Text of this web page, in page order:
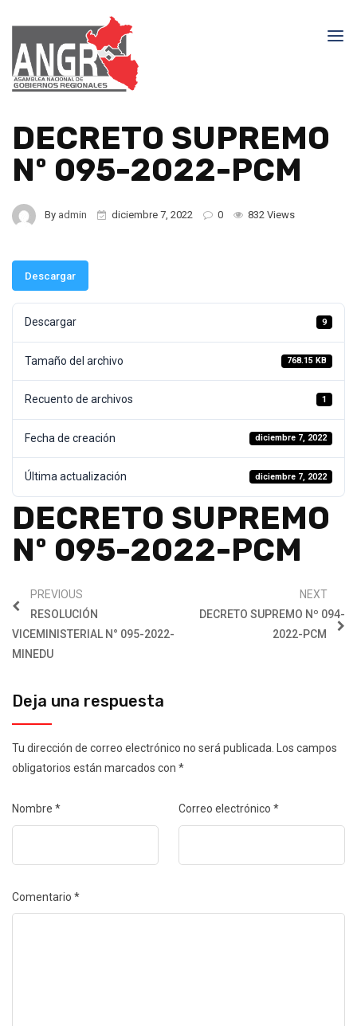
DECRETO SUPREMO
Nº 095-2022-PCM
By admin diciembre 7, 2022 0 832 Views
Descargar
Descargar 9
Tamaño del archivo 768.15 KB
Recuento de archivos 1
Fecha de creación diciembre 7, 2022
Última actualización diciembre 7, 2022
DECRETO SUPREMO
Nº 095-2022-PCM
PREVIOUS
RESOLUCIÓN
VICEMINISTERIAL N° 095-2022-
MINEDU
NEXT
DECRETO SUPREMO Nº 094-
2022-PCM
Deja una respuesta
Tu dirección de correo electrónico no será publicada.
Los campos
obligatorios están marcados con *
Nombre * Correo electrónico *
Comentario *